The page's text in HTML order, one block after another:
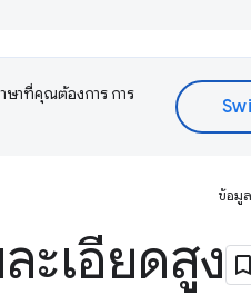
ษาที่คุณต้องการ การ
ข้อมู
ะเอียดสูง